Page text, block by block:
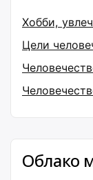
Хобби,
Цели
Облако